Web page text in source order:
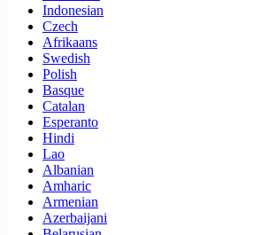
Indonesian
Czech
Afrikaans
Swedish
Polish
Basque
Catalan
Esperanto
Hindi
Lao
Albanian
Amharic
Armenian
Azerbaijani